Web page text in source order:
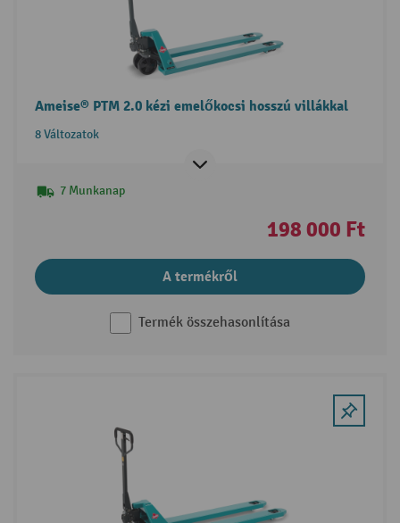
Ameise® PTM 2.0 kézi emelőkocsi hosszú villákkal
8 Változatok
7 Munkanap
198 000 Ft
A termékről
Termék összehasonlítása